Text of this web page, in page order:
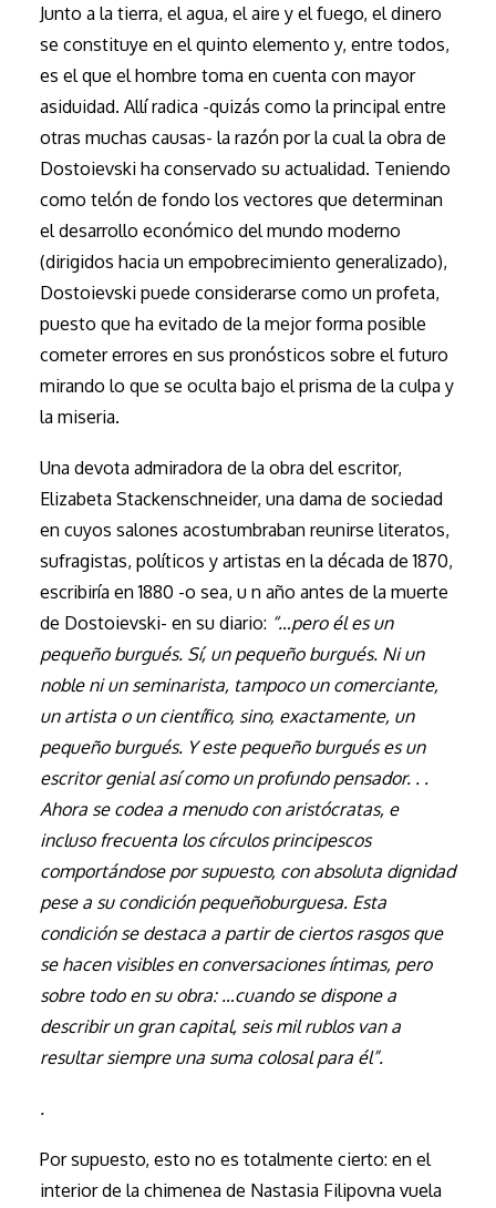
Junto a la tierra, el agua, el aire y el fuego, el dinero
se constituye en el quinto elemento y, entre todos,
es el que el hombre toma en cuenta con mayor
asiduidad. Allí radica -quizás como la principal entre
otras muchas causas- la razón por la cual la obra de
Dostoievski ha conservado su actualidad. Teniendo
como telón de fondo los vectores que determinan
el desarrollo económico del mundo moderno
(dirigidos hacia un empobrecimiento generalizado),
Dostoievski puede considerarse como un profeta,
puesto que ha evitado de la mejor forma posible
cometer errores en sus pronósticos sobre el futuro
mirando lo que se oculta bajo el prisma de la culpa y
la miseria.
Una devota admiradora de la obra del escritor,
Elizabeta Stackenschneider, una dama de sociedad
en cuyos salones acostumbraban reunirse literatos,
sufragistas, políticos y artistas en la década de 1870,
escribiría en 1880 -o sea, u n año antes de la muerte
de Dostoievski- en su diario: “…pero él es un
pequeño burgués. Sí, un pequeño burgués. Ni un
noble ni un seminarista, tampoco un comerciante,
un artista o un científico, sino, exactamente, un
pequeño burgués. Y este pequeño burgués es un
escritor genial así como un profundo pensador. . .
Ahora se codea a menudo con aristócratas, e
incluso frecuenta los círculos principescos
comportándose por supuesto, con absoluta dignidad
pese a su condición pequeñoburguesa. Esta
condición se destaca a partir de ciertos rasgos que
se hacen visibles en conversaciones íntimas, pero
sobre todo en su obra: …cuando se dispone a
describir un gran capital, seis mil rublos van a
resultar siempre una suma colosal para él”.
.
Por supuesto, esto no es totalmente cierto: en el
interior de la chimenea de Nastasia Filipovna vuela